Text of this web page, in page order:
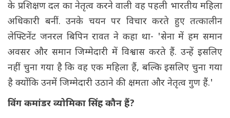
के प्रशिक्षण दल का नेतृत्व करने वाली वह पहली भारतीय महिला
अधिकारी बनीं. उनके चयन पर विचार करते हुए तत्कालीन
लेफ्टिनेंट जनरल बिपिन रावत ने कहा था- 'सेना में हम समान
अवसर और समान जिम्मेदारी में विश्वास करते हैं. उन्हें इसलिए
नहीं चुना गया है कि वह एक महिला हैं, बल्कि इसलिए चुना गया
है क्योंकि उनमें जिम्मेदारी उठाने की क्षमता और नेतृत्व गुण हैं.'
विंग कमांडर व्योमिका सिंह कौन हैं?